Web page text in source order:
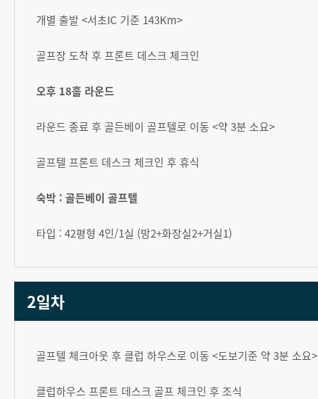
개별 출발 <서초IC 기준 143Km>
골프장 도착 후 프론트 데스크 체크인
오후 18홀 라운드
라운드 종료 후 골든베이 골프텔로 이동 <약 3분 소요>
골프텔 프론트 데스크 체크인 후 휴식
숙박 : 골든베이 골프텔
타입 : 42평형 4인/1실 (방2+화장실2+거실1)
2일차
골프텔 체크아웃 후 클럽 하우스로 이동 <도보기준 약 3분 소요>
클럽하우스 프론트 데스크 골프 체크인 후 조식